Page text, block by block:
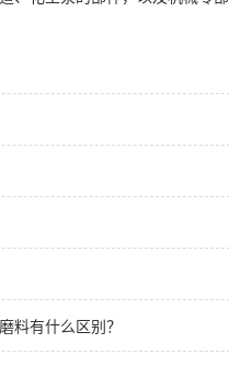
料有什么区别？